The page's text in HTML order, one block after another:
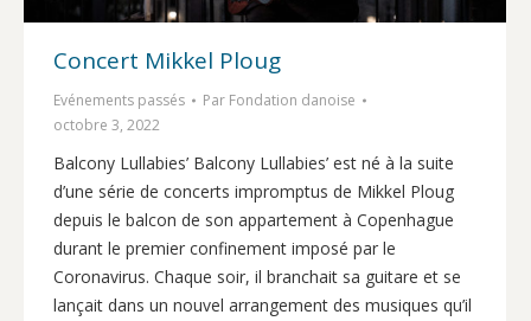
Concert Mikkel Ploug
Evénements passés Par Fondation danoise
octobre 3, 2022
Balcony Lullabies’ Balcony Lullabies’ est né à la suite
d’une série de concerts impromptus de Mikkel Ploug
depuis le balcon de son appartement à Copenhague
durant le premier confinement imposé par le
Coronavirus. Chaque soir, il branchait sa guitare et se
lançait dans un nouvel arrangement des musiques qu’il